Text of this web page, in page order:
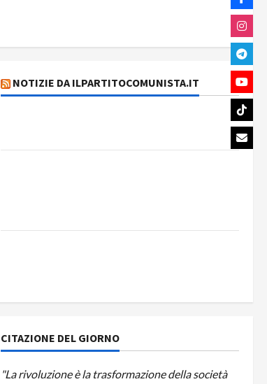
NOTIZIE DA ILPARTITOCOMUNISTA.IT
CITAZIONE DEL GIORNO
"La rivoluzione è la trasformazione della società